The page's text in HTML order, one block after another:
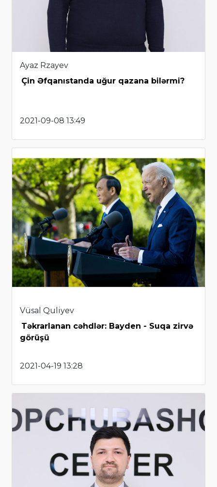
Ayaz Rzayev
Çin Əfqanıstanda uğur qazana bilərmi?
2021-09-08 13:49
Vüsal Quliyev
Təkrarlanan cəhdlər: Bayden - Suqa zirvə
görüşü
2021-04-19 13:28